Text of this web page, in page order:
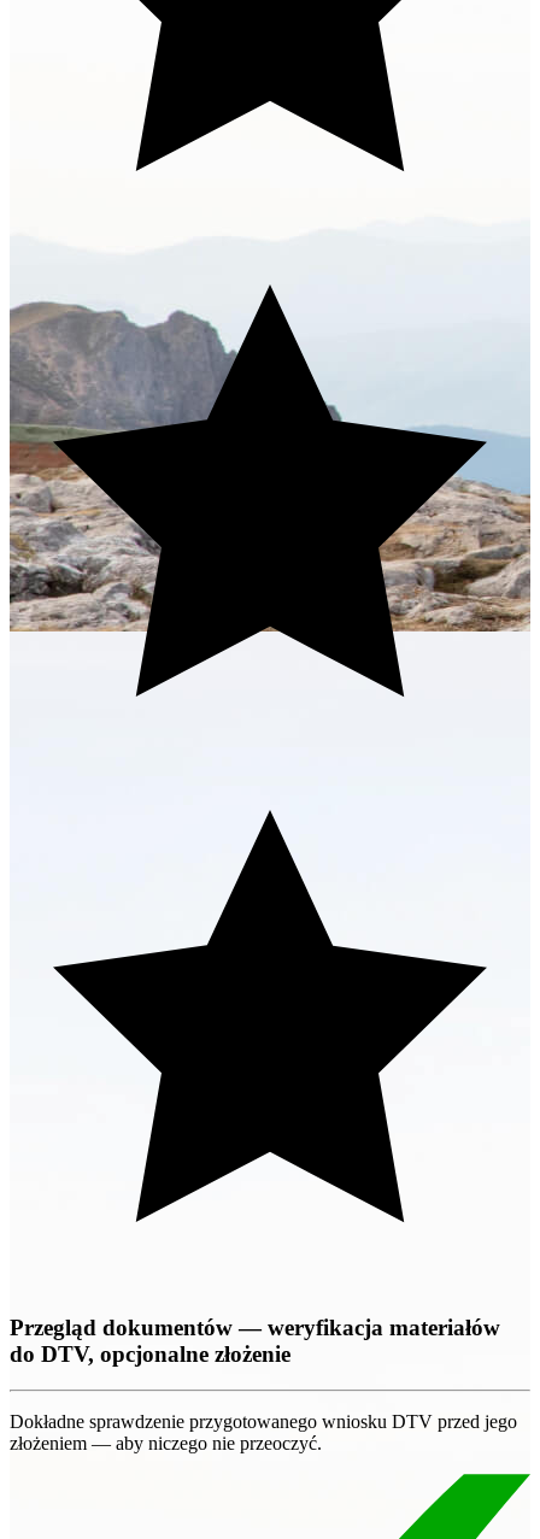
Przegląd dokumentów — weryfikacja materiałów
do DTV, opcjonalne złożenie
Dokładne sprawdzenie przygotowanego wniosku DTV przed jego
złożeniem — aby niczego nie przeoczyć.